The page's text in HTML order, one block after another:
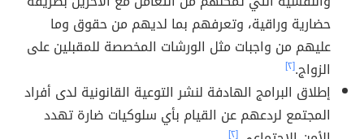
حضارية وراقية، وتعرفهم بما لديهم من حقوق وما
عليهم من واجبات مثل الورشات المخصصة للمقبلين على
الزواج.[٢]
إطلاق البرامج الهادفة لنشر التوعية القانونية لدى أفراد
المجتمع لردعهم عن القيام بأي سلوكيات ضارة تهدد
[٢]